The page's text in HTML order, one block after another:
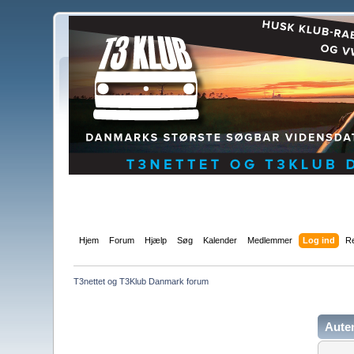
Hjem Forum Hjælp Søg Kalender Medlemmer Log ind
T3nettet og T3Klub Danmark forum